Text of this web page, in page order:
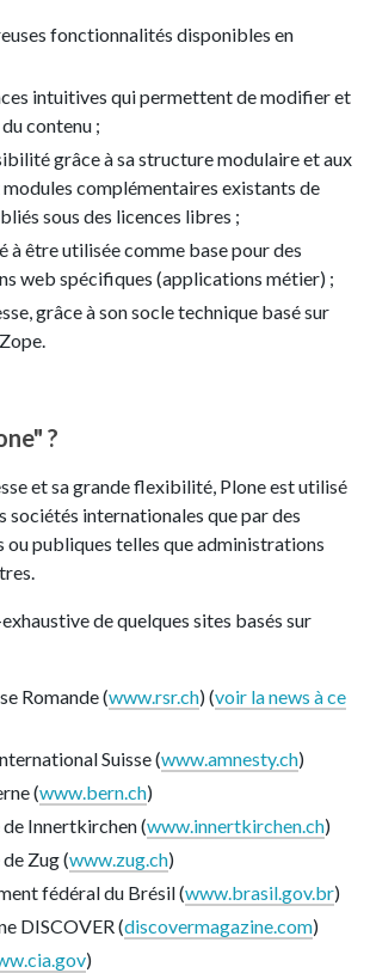
fonctionnalités disponibles en
intuitives qui permettent de modifier et
contenu ;
grâce à sa structure modulaire et aux
complémentaires existants de
sous des licences libres ;
à être utilisée comme base pour des
web spécifiques (applications métier) ;
grâce à son socle technique basé sur
?
et sa grande flexibilité, Plone est utilisé
sociétés internationales que par des
publiques telles que administrations
de quelques sites basés sur
Romande (www.rsr.ch) (voir la news à ce
Suisse (www.amnesty.ch)
(www.bern.ch)
de Innertkirchen (www.innertkirchen.ch)
Zug (www.zug.ch)
fédéral du Brésil (www.brasil.gov.br)
DISCOVER (discovermagazine.com)
)